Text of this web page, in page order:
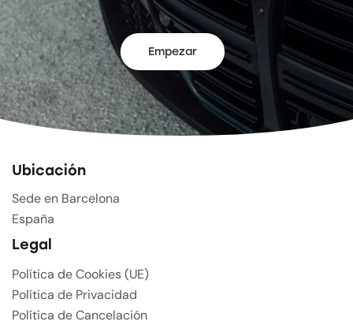
Empezar
Ubicación
Sede en Barcelona
España
Legal
Política de Cookies (UE)
Política de Privacidad
Política de Cancelación